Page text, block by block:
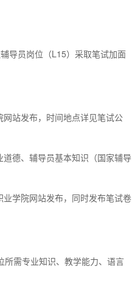
导员岗位（L15）采取笔试加面
站发布，时间地点详见笔试公
德、辅导员基本知识（国家辅导
学院网站发布，同时发布笔试卷
需专业知识、教学能力、语言